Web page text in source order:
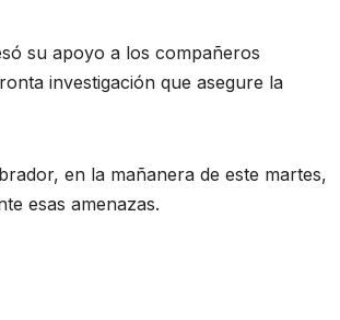
su apoyo a los compañeros
investigación que asegure la
en la mañanera de este martes,
esas amenazas.